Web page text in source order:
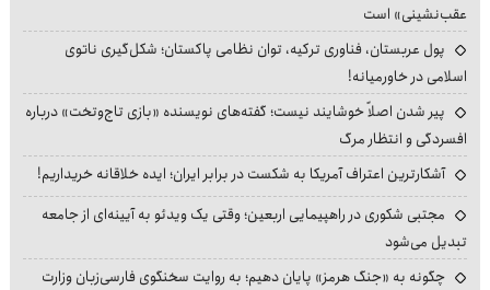
عقب‌نشینی» است
پول عربستان، فناوری ترکیه، توان نظامی پاکستان؛ شکل‌گیری ناتوی
اسلامی در خاورمیانه!
پیر شدن اصلاً خوشایند نیست؛ گفته‌های نویسنده «بازی تاج‌وتخت» درباره
افسردگی و انتظار مرگ
آشکارترین اعتراف آمریکا به شکست در برابر ایران؛ ایده خلاقانه خریداریم!
مجتبی شکوری در راهپیمایی اربعین؛ وقتی یک ویدئو به آیینه‌ای از جامعه
تبدیل می‌شود
چگونه به «جنگ هرمز» پایان دهیم؛ به روایت سخنگوی فارسی‌زبان وزارت